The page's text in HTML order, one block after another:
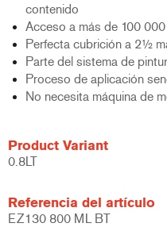
contenido
Acceso a más de 100
Perfecta cubrición a 2½
Parte del sistema de
Proceso de aplicación
No necesita máquina de
Product Variant
0.8LT
Referencia del artículo
EZ130 800 ML BT